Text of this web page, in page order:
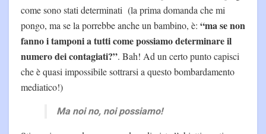
come sono stati determinati (la prima domanda che mi
pongo, ma se la porrebbe anche un bambino, è: “ma se non
fanno i tamponi a tutti come possiamo determinare il
numero dei contagiati?”. Bah! Ad un certo punto capisci
che è quasi impossibile sottrarsi a questo bombardamento
mediatico!)
Ma noi no, noi possiamo!